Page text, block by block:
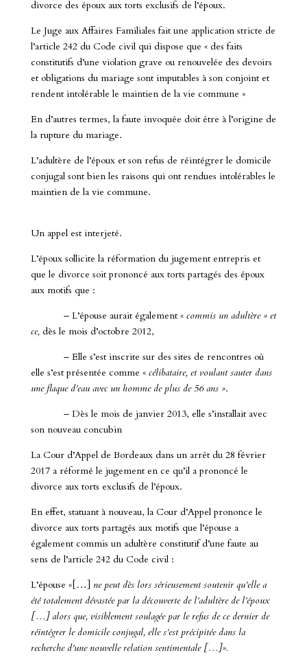
divorce des époux aux torts exclusifs de l’époux.
Le Juge aux Affaires Familiales fait une application stricte de
l’article 242 du Code civil qui dispose que « des faits
constitutifs d’une violation grave ou renouvelée des devoirs
et obligations du mariage sont imputables à son conjoint et
rendent intolérable le maintien de la vie commune »
En d’autres termes, la faute invoquée doit être à l’origine de
la rupture du mariage.
L’adultère de l’époux et son refus de réintégrer le domicile
conjugal sont bien les raisons qui ont rendues intolérables le
maintien de la vie commune.
Un appel est interjeté.
L’époux sollicite la réformation du jugement entrepris et
que le divorce soit prononcé aux torts partagés des époux
aux motifs que :
– L’épouse aurait également «commis un adultère » et
ce, dès le mois d’octobre 2012,
– Elle s’est inscrite sur des sites de rencontres où
elle s’est présentée comme «célibataire, et voulant sauter dans
une flaque d’eau avec un homme de plus de 56 ans ».
– Dès le mois de janvier 2013, elle s’installait avec
son nouveau concubin
La Cour d’Appel de Bordeaux dans un arrêt du 28 février
2017 a réformé le jugement en ce qu’il a prononcé le
divorce aux torts exclusifs de l’époux.
En effet, statuant à nouveau, la Cour d’Appel prononce le
divorce aux torts partagés aux motifs que l’épouse a
également commis un adultère constitutif d’une faute au
sens de l’article 242 du Code civil :
L’épouse «[…] ne peut dès lors sérieusement soutenir qu’elle a
été totalement dévastée par la découverte de l’adultère de l’époux
[…] alors que, visiblement soulagée par le refus de ce dernier de
réintégrer le domicile conjugal, elle s’est précipitée dans la
recherche d’une nouvelle relation sentimentale […]».